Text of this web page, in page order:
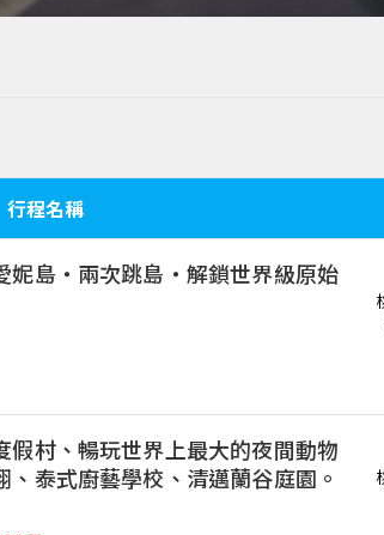
行程名稱
妮島‧兩次跳島‧解鎖世界級原始
假村、暢玩世界上最大的夜間動物
泰式廚藝學校、清邁蘭谷庭園。